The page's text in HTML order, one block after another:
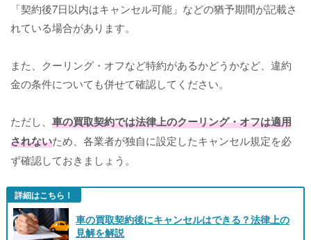
「契約後7日以内はキャンセル可能」などの猶予期間が記載さ
れている場合があります。
また、クーリング・オフなど特約があるかどうかなど、違約
金の条件についても併せて確認してください。
ただし、 車の買取契約では法律上のクーリング・オフは適用
されないため、各業者が独自に設定したキャンセル規定を必
ず確認しておきましょう。
詳細はこちら！
車の買取契約後にキャンセルはできる？法律上の
見解を解説